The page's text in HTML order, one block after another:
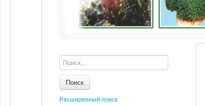
Поиск
Расширенный поиск